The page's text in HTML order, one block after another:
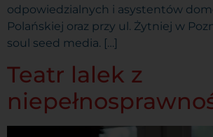
odpowiedzialnych i asystentów
Polańskiej oraz przy ul. Żytniej w
soul seed media. […]
Teatr lalek z